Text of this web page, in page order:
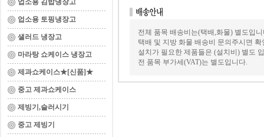
업소용 김밥냉장고
업소용 토핑냉장고
샐러드 냉장고
마라탕 쇼케이스 냉장고
제과쇼케이스★[신품]★
중고 제과쇼케이스
제빙기,슬러시기
중고 제빙기
전체 품목 배송비는(택배,화물) 별도입니
택배 및 지방 화물 배송비 문의주시면 확
설치가 필요한 제품들은 (설치비) 별도
전 품목 부가세(VAT)는 별도입니다.